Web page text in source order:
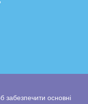
основні